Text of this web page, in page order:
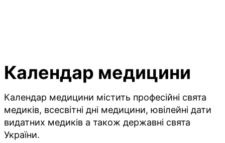
Календар медицини
Календар медицини містить професійні свята
медиків, всесвітні дні медицини, ювілейні дати
видатних медиків а також державні свята
України.